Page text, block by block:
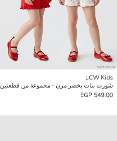
LCW Kids
شورت بنات بخصر مرن - مجموعة من قطعتين
549.00 EGP